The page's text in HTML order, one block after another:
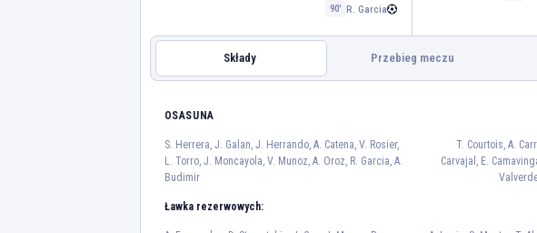
90' R. Garcia
Składy Przebieg meczu
REAL MADRYT
20
OSASUNA
S. Herrera, J. Galan, J. Herrando, A. Catena, V. Rosier,
L. Torro, J. Moncayola, V. Munoz, A. Oroz, R. Garcia, A.
Budimir
T. Courtois, A.
Carvajal, E.
Ławka rezerwowych: